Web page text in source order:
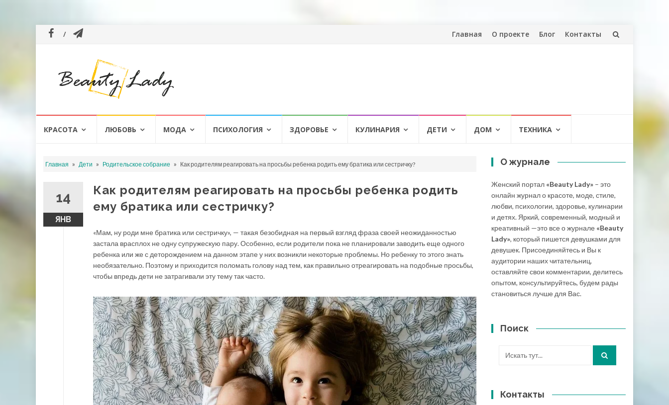
Перейти
Главная О проекте Блог Контакты
КРАСОТА ЛЮБОВЬ МОДА ПСИХОЛОГИЯ ЗДОРОВЬЕ КУЛИНАРИЯ ДЕТИ ДОМ ТЕХНИКА
Главная » Дети » Родительское собрание » Как родителям реагировать на просьбы ребенка родить ему братика или сестричку?
14
ЯНВ
Как родителям реагировать на просьбы ребенка родить
ему братика или сестричку?
«Мам, ну роди мне братика или сестричку», — такая безобидная на первый взгляд фраза своей неожиданностью
застала врасплох не одну супружескую пару. Особенно, если родители пока не планировали заводить еще одного
ребенка или же с деторождением на данном этапе у них возникли некоторые проблемы. Но ребенку то этого знать
необязательно. Поэтому и приходится поломать голову над тем, как правильно отреагировать на подобные просьбы,
чтобы впредь дети не затрагивали эту тему так часто.
О журнале
Женский портал «Beauty Lady» – это
онлайн журнал о красоте, моде, стиле,
любви, психологии, здоровье, кулинарии
и детях. Яркий, современный, модный и
креативный —это все о журнале «Beauty
Lady», который пишется девушками для
девушек. Присоединяйтесь и Вы к
аудитории наших читательниц,
оставляйте свои комментарии, делитесь
опытом, консультируйтесь, будем рады
становиться лучше для Вас.
Поиск
Контакты